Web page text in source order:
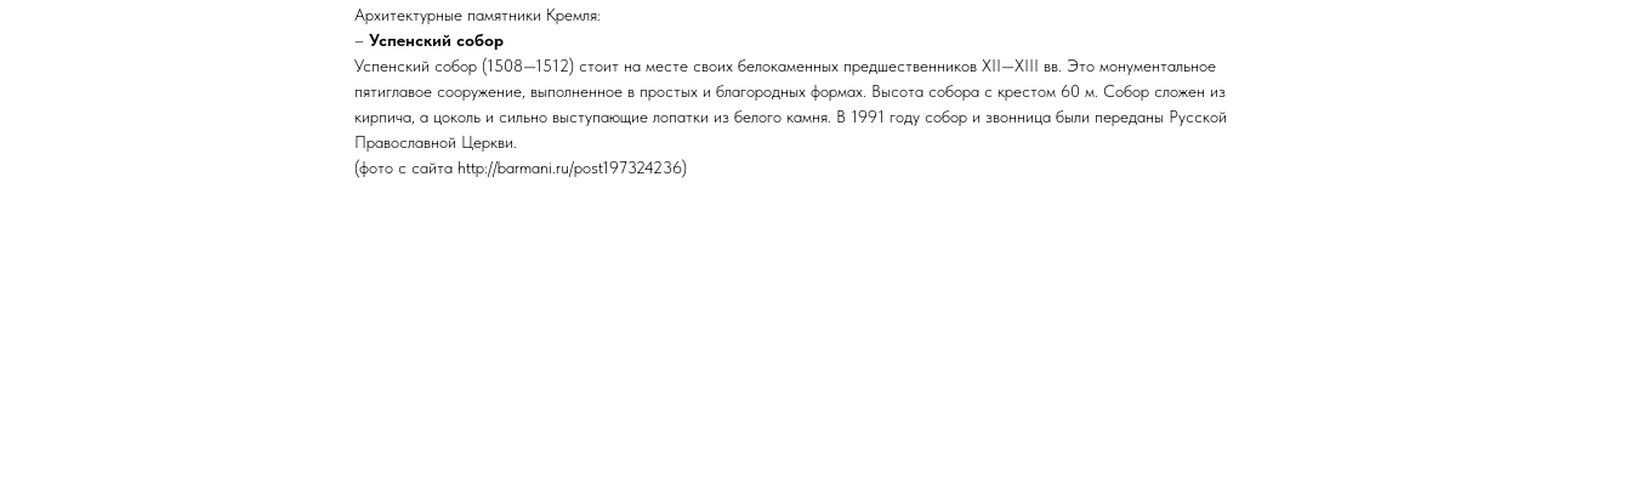
Архитектурные памятники Кремля:
– Успенский собор
Успенский собор (1508—1512) стоит на месте своих белокаменных предшественников XII—XIII вв. Это монументальное
пятиглавое сооружение, выполненное в простых и благородных формах. Высота собора с крестом 60 м. Собор сложен из
кирпича, а цоколь и сильно выступающие лопатки из белого камня. В 1991 году собор и звонница были переданы Русской
Православной Церкви.
(фото с сайта http://barmani.ru/post197324236)